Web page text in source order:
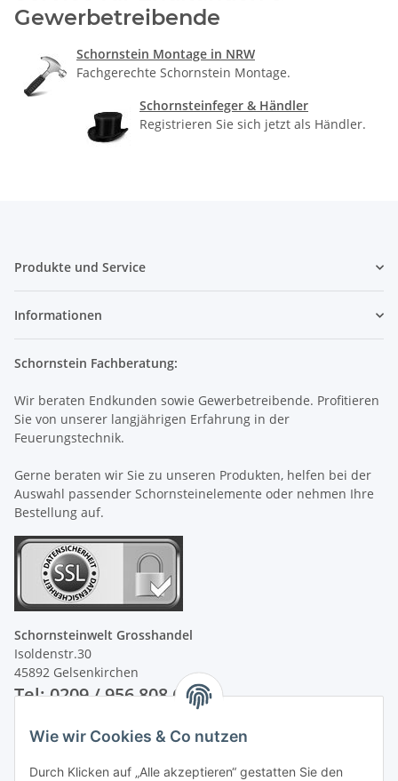
Gewerbetreibende
Schornstein Montage in NRW
Fachgerechte Schornstein Montage.
Schornsteinfeger & Händler
Registrieren Sie sich jetzt als Händler.
Produkte und Service
Informationen
Schornstein Fachberatung:
Wir beraten Endkunden sowie Gewerbetreibende. Profitieren
Sie von unserer langjährigen Erfahrung in der
Feuerungstechnik.
Gerne beraten wir Sie zu unseren Produkten, helfen bei der
Auswahl passender Schornsteinelemente oder nehmen Ihre
Bestellung auf.
Schornsteinwelt Grosshandel
Isoldenstr.30
45892 Gelsenkirchen
Tel: 0209 / 956 808 60
Unsere Zahlungsarten
Wie wir Cookies & Co nutzen
Durch Klicken auf „Alle akzeptieren“ gestatten Sie den